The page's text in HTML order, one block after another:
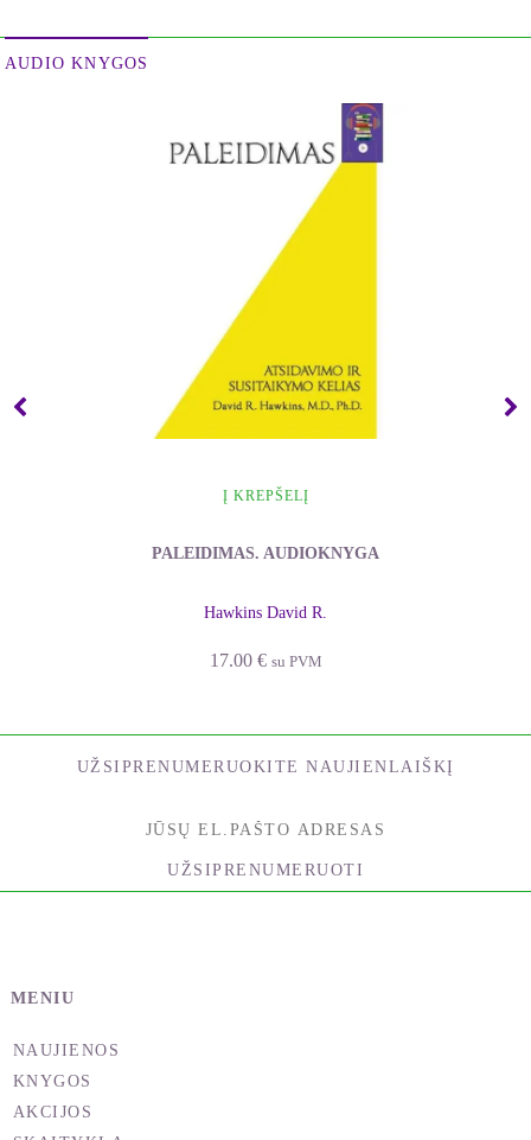
AUDIO KNYGOS
Į KREPŠELĮ
PALEIDIMAS. AUDIOKNYGA
Hawkins David R.
17.00 € su PVM
UŽSIPRENUMERUOKITE NAUJIENLAIŠKĮ
UŽSIPRENUMERUOTI
MENIU
NAUJIENOS
KNYGOS
AKCIJOS